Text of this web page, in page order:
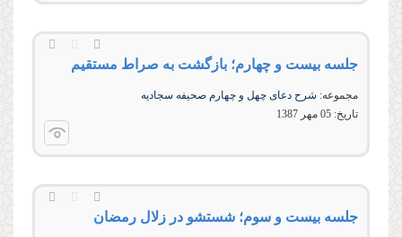
جلسه بیست و چهارم؛ بازگشت به صراط مستقیم
مجموعه: شرح دعای چهل و چهارم صحیفه سجادیه
تاریخ: 05 مهر 1387
جلسه بیست و سوم؛ شستشو در زلال رمضان